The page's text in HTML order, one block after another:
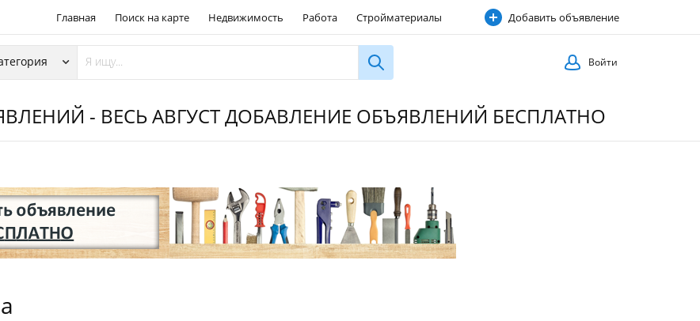
Главная Поиск на карте Недвижимость Работа Стройматериалы
Строительные услуги
Добавить объявление
Войти
- ВЕСЬ АВГУСТ ДОБАВЛЕНИЕ ОБЪЯВЛЕНИЙ БЕСПЛАТНО